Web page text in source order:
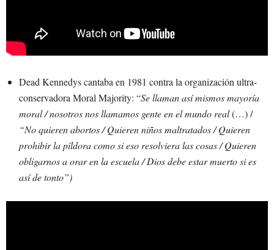
Dead Kennedys cantaba en 1981 contra la organización ultra-
conservadora Moral Majority: “Se llaman así mismos mayoría
moral / nosotros nos llamamos gente en el mundo real(…) /
“No quieren abortos / Quieren niños maltratados / Quieren
prohibir la píldora como si eso resolviera las cosas / Quieren
obligarnos a orar en la escuela / Dios debe estar muerto si es
así de tonto”)